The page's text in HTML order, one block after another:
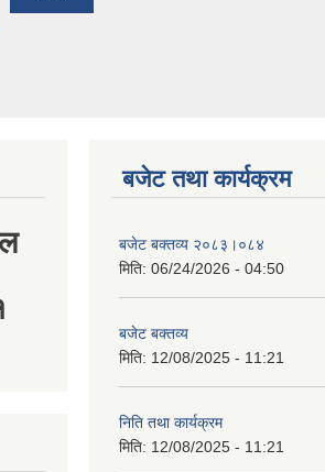
मिति:06/24/2026 - 04:50
बजेट बक्तव्य
मिति: 12/08/2025 - 11:21
निति तथा कार्यक्रम
मिति: 12/08/2025 - 11:21
बजेट बक्तव्य
मिति: 06/29/2025 - 15:30